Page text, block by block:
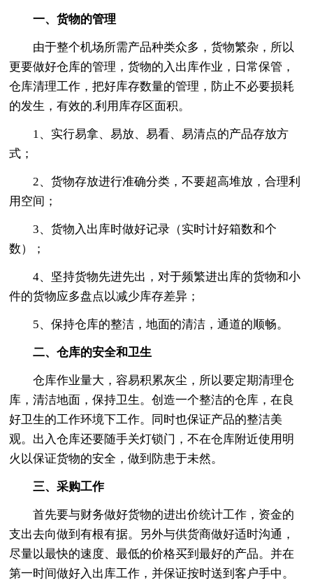
一、货物的管理
由于整个机场所需产品种类众多，货物繁杂，所以
更要做好仓库的管理，货物的入出库作业，日常保管，
仓库清理工作，把好库存数量的管理，防止不必要损耗
的发生，有效的.利用库存区面积。
1、实行易拿、易放、易看、易清点的产品存放方
式；
2、货物存放进行准确分类，不要超高堆放，合理利
用空间；
3、货物入出库时做好记录（实时计好箱数和个
数）；
4、坚持货物先进先出，对于频繁进出库的货物和小
件的货物应多盘点以减少库存差异；
5、保持仓库的整洁，地面的清洁，通道的顺畅。
二、仓库的安全和卫生
仓库作业量大，容易积累灰尘，所以要定期清理仓
库，清洁地面，保持卫生。创造一个整洁的仓库，在良
好卫生的工作环境下工作。同时也保证产品的整洁美
观。出入仓库还要随手关灯锁门，不在仓库附近使用明
火以保证货物的安全，做到防患于未然。
三、采购工作
首先要与财务做好货物的进出价统计工作，资金的
支出去向做到有根有据。另外与供货商做好适时沟通，
尽量以最快的速度、最低的价格买到最好的产品。并在
第一时间做好入出库工作，并保证按时送到客户手中。